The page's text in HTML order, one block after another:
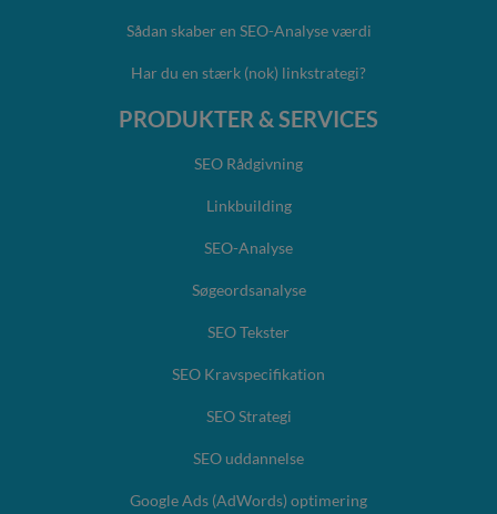
Sådan skaber en SEO-Analyse værdi
Har du en stærk (nok) linkstrategi?
PRODUKTER & SERVICES
SEO Rådgivning
Linkbuilding
SEO-Analyse
Søgeordsanalyse
SEO Tekster
SEO Kravspecifikation
SEO Strategi
SEO uddannelse
Google Ads (AdWords) optimering